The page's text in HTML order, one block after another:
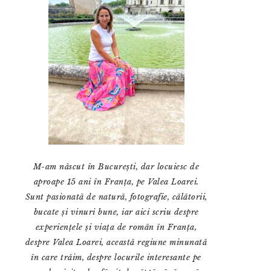
M-am născut în București, dar locuiesc de
aproape 15 ani în Franța, pe Valea Loarei.
Sunt pasionată de natură, fotografie, călătorii,
bucate și vinuri bune, iar aici scriu despre
experiențele și viața de român în Franța,
despre Valea Loarei, această regiune minunată
în care trăim, despre locurile interesante pe